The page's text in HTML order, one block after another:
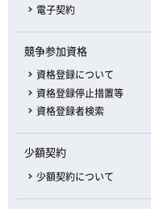
電子契約
競争参加資格
資格登録について
資格登録停止措置等
資格登録者検索
少額契約
少額契約について